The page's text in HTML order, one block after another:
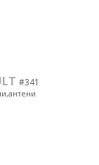
#341